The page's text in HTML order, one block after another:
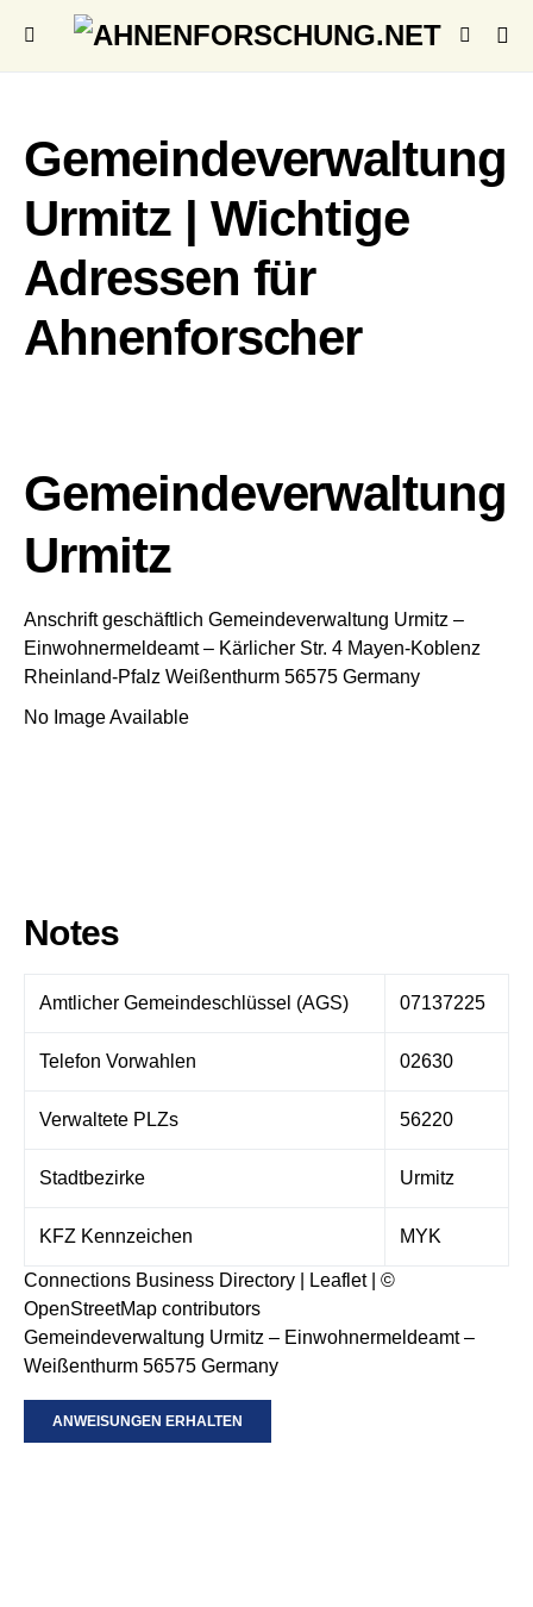
Gemeindeverwaltung
Urmitz | Wichtige
Adressen für
Ahnenforscher
Gemeindeverwaltung
Urmitz
Anschrift geschäftlich Gemeindeverwaltung Urmitz –
Einwohnermeldeamt – Kärlicher Str. 4 Mayen-Koblenz
Rheinland-Pfalz Weißenthurm 56575 Germany
No Image Available
Notes
Amtlicher Gemeindeschlüssel (AGS) 07137225
Telefon Vorwahlen 02630
Verwaltete PLZs 56220
Stadtbezirke Urmitz
KFZ Kennzeichen MYK
Connections Business Directory Leaflet| ©
OpenStreetMap contributors
Gemeindeverwaltung Urmitz – Einwohnermeldeamt –
Weißenthurm 56575 Germany
ANWEISUNGEN ERHALTEN